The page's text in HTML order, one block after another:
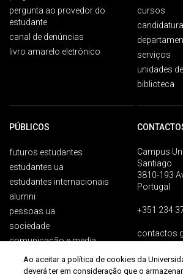
pergunta ao provedor do
estudante
canal de denúncias
livro amarelo eletrónico
cursos
serviços
unidades
biblioteca
PÚBLICOS
futuros estudantes
estudantes ua
estudantes internacionais
alumni
pessoas ua
sociedade
comunicação e media
Campus
Santiago
3810-193
Portugal
+351 234
contactos
Ao aceitar a política de cookies da
deverá ter em consideração que o